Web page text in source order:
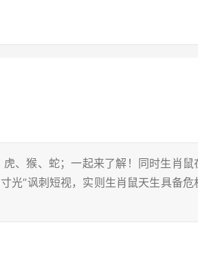
、猴、蛇；一起来了解！同时生肖鼠
光”讽刺短视，实则生肖鼠天生具备危